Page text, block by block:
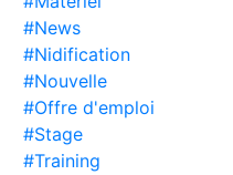
#News
#Nidification
#Nouvelle
#Offre d'emploi
#Stage
#Training